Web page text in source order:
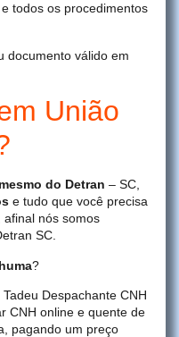
todos os procedimentos
documento válido em
União
do Detran – SC,
e tudo que você precisa
nós somos
SC.
?
Despachante CNH
CNH online e quente de
pagando um preço